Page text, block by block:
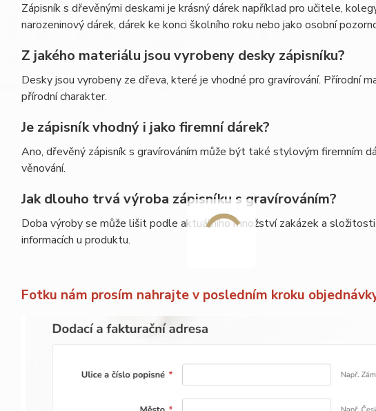
Zápisník s dřevěnými deskami je krásný dárek například pro učitele,
narozeninový dárek, dárek ke konci školního roku nebo jako osobní
Z jakého materiálu jsou vyrobeny desky zápisníku?
Desky jsou vyrobeny ze dřeva, které je vhodné pro gravírování. Přírodní
přírodní charakter.
Je zápisník vhodný i jako firemní dárek?
Ano, dřevěný zápisník s gravírováním může být také stylovým firemním
věnování.
Jak dlouho trvá výroba zápisníku s gravírováním?
Doba výroby se může lišit podle aktuálního množství zakázek a
informacích u produktu.
Fotku nám prosím nahrajte v posledním kroku